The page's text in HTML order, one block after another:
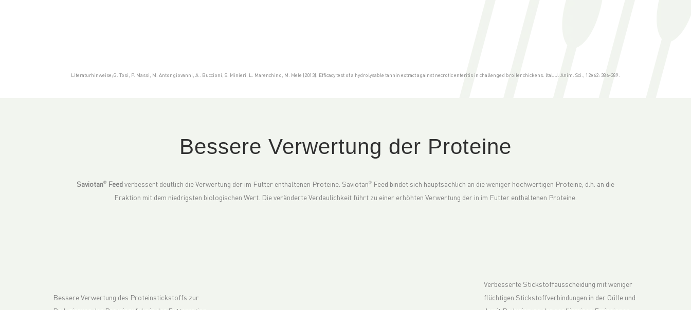
Literaturhinweise;G. Tosi, P. Massi, M. Antongiovanni, A . Buccioni, S. Minieri, L. Marenchino, M. Mele (2013). Efficacy test of a hydrolysable tannin extract against necrotic enteritis in challenged broiler chickens. ltal. J. Anim. Sci., 12e62: 386-389.
Bessere Verwertung der Proteine
Saviotan® Feedverbessert deutlich die Verwertung der im Futter enthaltenen Proteine. Saviotan® Feed bindet sich hauptsächlich an die weniger hochwertigen Proteine, d.h. an die
Fraktion mit dem niedrigsten biologischen Wert. Die veränderte Verdaulichkeit führt zu einer erhöhten Verwertung der in im Futter enthaltenen Proteine.
Bessere Verwertung des Proteinstickstoffs zur
Verbesserte Stickstoffausscheidung mit weniger
flüchtigen Stickstoffverbindungen in der Gülle und